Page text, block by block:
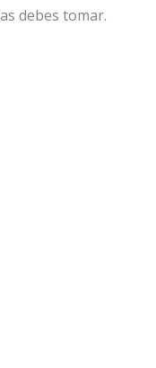
debes tomar.